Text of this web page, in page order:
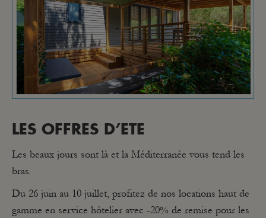
LES OFFRES D’ETE
Les beaux jours sont là et la Méditerranée vous tend les
bras.
Du 26 juin au 10 juillet, profitez de nos locations haut de
gamme en service hôtelier avec -20% de remise pour les